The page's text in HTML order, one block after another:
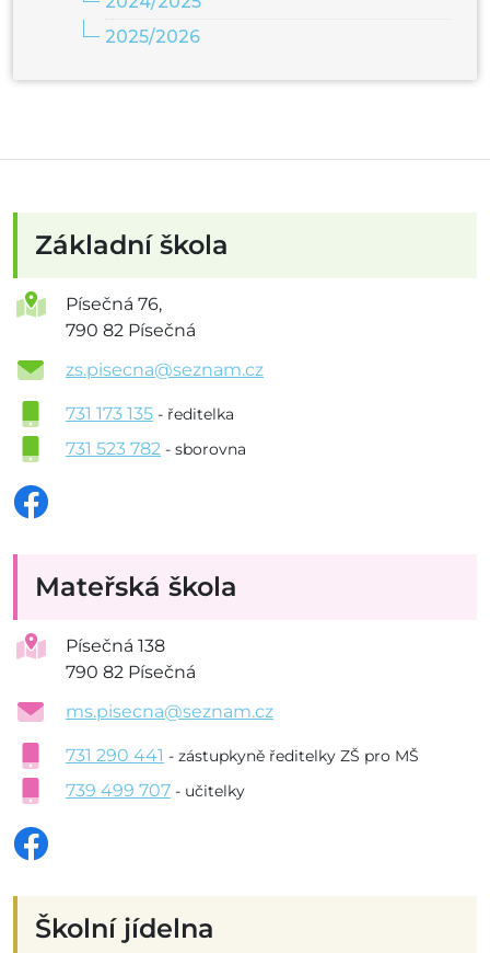
2025/2026
Základní škola
Písečná 76,
790 82 Písečná
zs.pisecna@seznam.cz
731 173 135 - ředitelka
731 523 782 - sborovna
Mateřská škola
Písečná 138
790 82 Písečná
ms.pisecna@seznam.cz
731 290 441 - zástupkyně ředitelky ZŠ pro MŠ
739 499 707 - učitelky
Školní jídelna